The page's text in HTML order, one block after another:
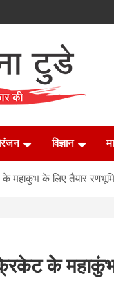
विज्ञान
महाकुंभ के लिए तैयार रणभूमि
के महाकुंभ